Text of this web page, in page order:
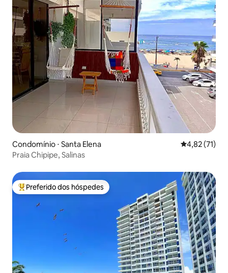
Condomínio ⋅ Santa Elena 4,82 de uma
4,82 (71)
Praia Chipipe, Salinas
Entre os melhores preferidos dos hóspedes
Preferido dos hóspedes